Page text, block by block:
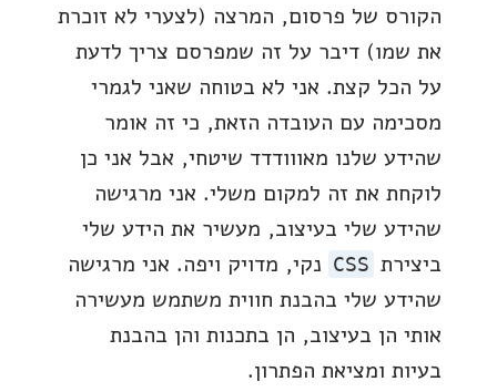
הקורס של פרסום, המרצה (לצערי לא זוכרת
את שמו) דיבר על זה שמפרסם צריך לדעת
על הכל קצת. אני לא בטוחה שאני לגמרי
מסכימה עם העובדה הזאת, כי זה אומר
שהידע שלנו מאווודדד שיטחי, אבל אני כן
לוקחת את זה למקום משלי. אני מרגישה
שהידע שלי בעיצוב, מעשיר את הידע שלי
ביצירת CSS נקי, מדויק ויפה. אני מרגישה
שהידע שלי בהבנת חווית משתמש מעשירה
אותי הן בעיצוב, הן בתכנות והן בהבנת
בעיות ומציאת הפתרון.